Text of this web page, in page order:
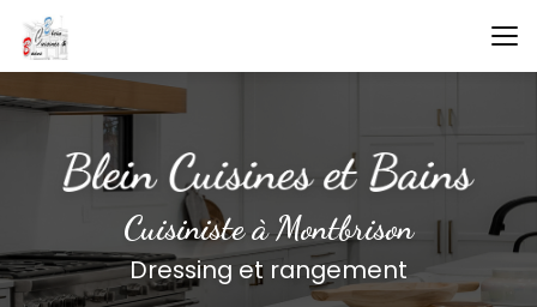
contenu
principal
Cuisiniste à Montbrison
Dressing et rangement